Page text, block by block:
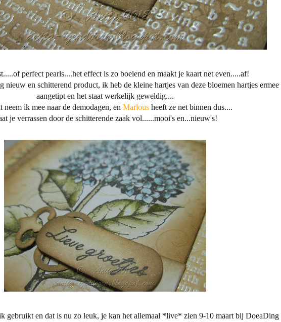
perfect pearls....het effect is zo boeiend en maakt je kaart net even.....af!
nieuw en schitterend product, ik heb de kleine hartjes van deze bloemen hartjes ermee
aangetipt en het staat werkelijk geweldig....
neem ik mee naar de demodagen, en Marlousheeft ze net binnen dus....
je verrassen door de schitterende zaak vol......mooi's en...nieuw's!
gebruikt en dat is nu zo leuk, je kan het allemaal *live* zien 9-10 maart bij DoeaDing